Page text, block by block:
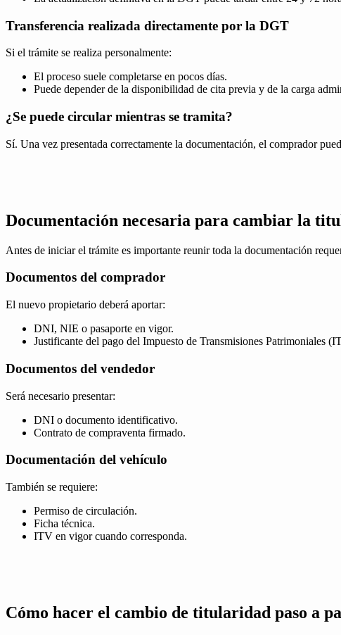
Transferencia realizada directamente por la DGT
Si el trámite se realiza personalmente:
El proceso suele completarse en pocos días.
Puede depender de la disponibilidad de cita previa y de la carga
¿Se puede circular mientras se tramita?
Sí. Una vez presentada correctamente la documentación, el comprador
Documentación necesaria para cambiar la
Antes de iniciar el trámite es importante reunir toda la documentación
Documentos del comprador
El nuevo propietario deberá aportar:
DNI, NIE o pasaporte en vigor.
Justificante del pago del Impuesto de Transmisiones Patrimoniales
Documentos del vendedor
Será necesario presentar:
DNI o documento identificativo.
Contrato de compraventa firmado.
Documentación del vehículo
También se requiere:
Permiso de circulación.
Ficha técnica.
ITV en vigor cuando corresponda.
Cómo hacer el cambio de titularidad paso a